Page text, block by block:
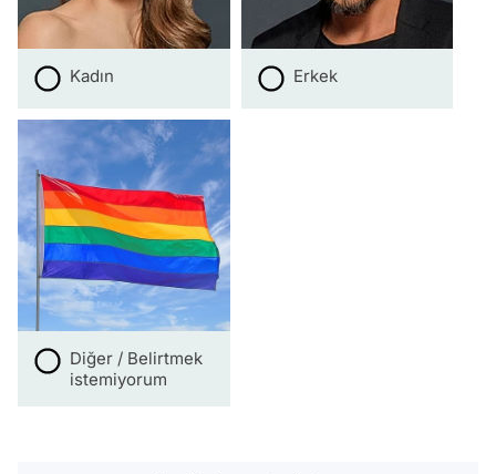
Kadın Erkek
Diğer / Belirtmek
istemiyorum